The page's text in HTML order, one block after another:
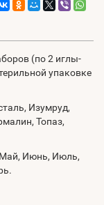
(по 2 иглы-
упаковке
Изумруд,
Топаз,
Май, Июнь, Июль,